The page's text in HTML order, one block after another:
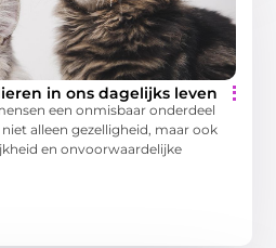
in ons dagelijks leven
een onmisbaar onderdeel
alleen gezelligheid, maar ook
en onvoorwaardelijke